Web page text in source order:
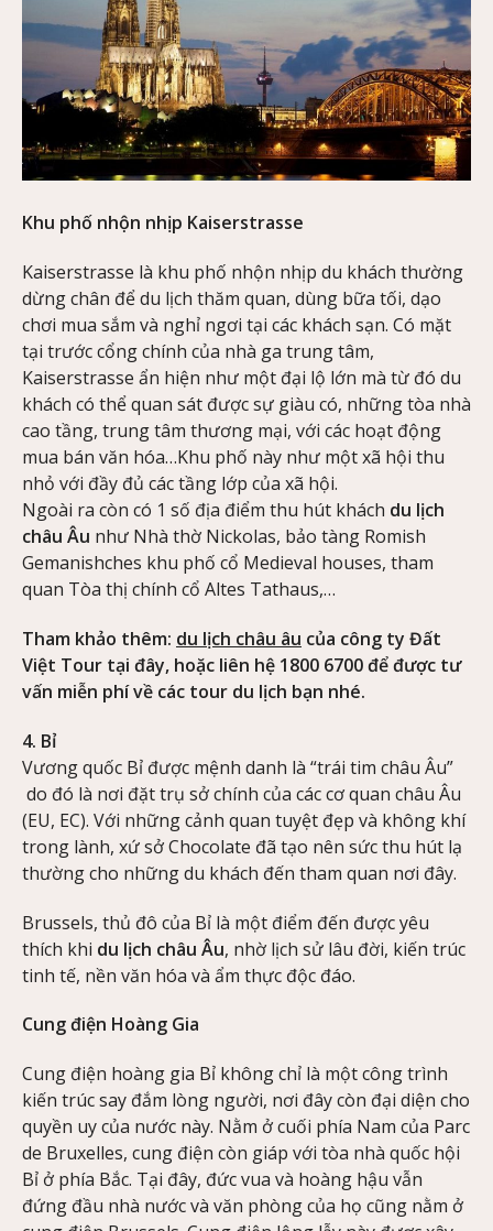
Khu phố nhộn nhịp Kaiserstrasse
Kaiserstrasse là khu phố nhộn nhịp du khách thường
dừng chân để du lịch thăm quan, dùng bữa tối, dạo
chơi mua sắm và nghỉ ngơi tại các khách sạn. Có mặt
tại trước cổng chính của nhà ga trung tâm,
Kaiserstrasse ẩn hiện như một đại lộ lớn mà từ đó du
khách có thể quan sát được sự giàu có, những tòa nhà
cao tầng, trung tâm thương mại, với các hoạt động
mua bán văn hóa…Khu phố này như một xã hội thu
nhỏ với đầy đủ các tầng lớp của xã hội.
Ngoài ra còn có 1 số địa điểm thu hút khách du lịch
châu Âu như Nhà thờ Nickolas, bảo tàng Romish
Gemanishches khu phố cổ Medieval houses, tham
quan Tòa thị chính cổ Altes Tathaus,…
Tham khảo thêm: du lịch châu âu của công ty Đất
Việt Tour tại đây, hoặc liên hệ 1800 6700 để được tư
vấn miễn phí về các tour du lịch bạn nhé.
4. Bỉ
Vương quốc Bỉ được mệnh danh là “trái tim châu Âu”
do đó là nơi đặt trụ sở chính của các cơ quan châu Âu
(EU, EC). Với những cảnh quan tuyệt đẹp và không khí
trong lành, xứ sở Chocolate đã tạo nên sức thu hút lạ
thường cho những du khách đến tham quan nơi đây.
Brussels, thủ đô của Bỉ là một điểm đến được yêu
thích khi du lịch châu Âu, nhờ lịch sử lâu đời, kiến trúc
tinh tế, nền văn hóa và ẩm thực độc đáo.
Cung điện Hoàng Gia
Cung điện hoàng gia Bỉ không chỉ là một công trình
kiến trúc say đắm lòng người, nơi đây còn đại diện cho
quyền uy của nước này. Nằm ở cuối phía Nam của Parc
de Bruxelles, cung điện còn giáp với tòa nhà quốc hội
Bỉ ở phía Bắc. Tại đây, đức vua và hoàng hậu vẫn
đứng đầu nhà nước và văn phòng của họ cũng nằm ở